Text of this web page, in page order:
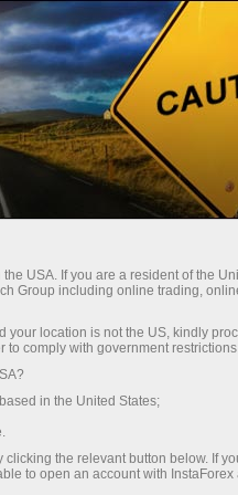
Historique
société
in 2007 by the
After the
contracts with
leading provider of
the largest news
etc. In the first
entered into an
counterparties
USA. If you are a resident of the
Group including online trading,
your location is not the US, kindly
to comply with government
in the United States;
the relevant button below. If
to open an account with InstaForex